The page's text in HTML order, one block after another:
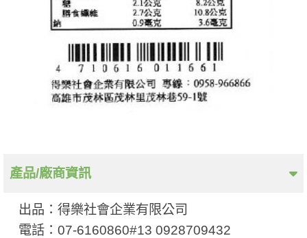
產品/廠商資訊
出品：得樂社會企業有限公司
電話：07-6160860#13 0928709432